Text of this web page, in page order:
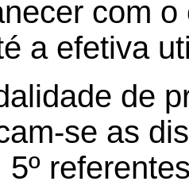
com
a efetiva
de
se as
5º